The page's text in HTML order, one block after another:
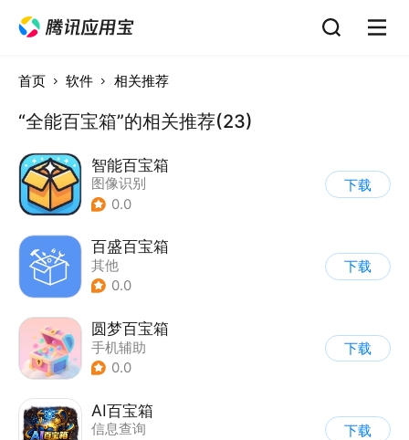
首页 软件 相关推荐
“全能百宝箱”的相关推荐(23)
智能百宝箱
图像识别
0.0
下载
百盛百宝箱
其他
0.0
下载
圆梦百宝箱
手机辅助
0.0
下载
AI百宝箱
信息查询
下载